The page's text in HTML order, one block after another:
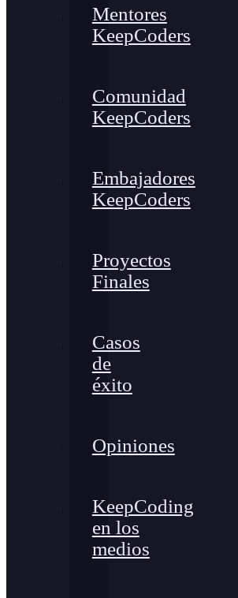
Mentores
KeepCoders
Comunidad
KeepCoders
Embajadores
KeepCoders
Proyectos
Finales
Casos
de
éxito
Opiniones
KeepCoding
en los
medios